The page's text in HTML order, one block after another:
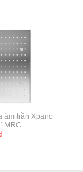
âm trần Xpano